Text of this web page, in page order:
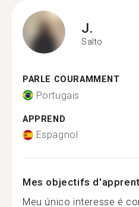
J.
Salto
PARLE COURAMMENT
Portugais
APPREND
Espagnol
Mes objectifs
Meu único interesse é